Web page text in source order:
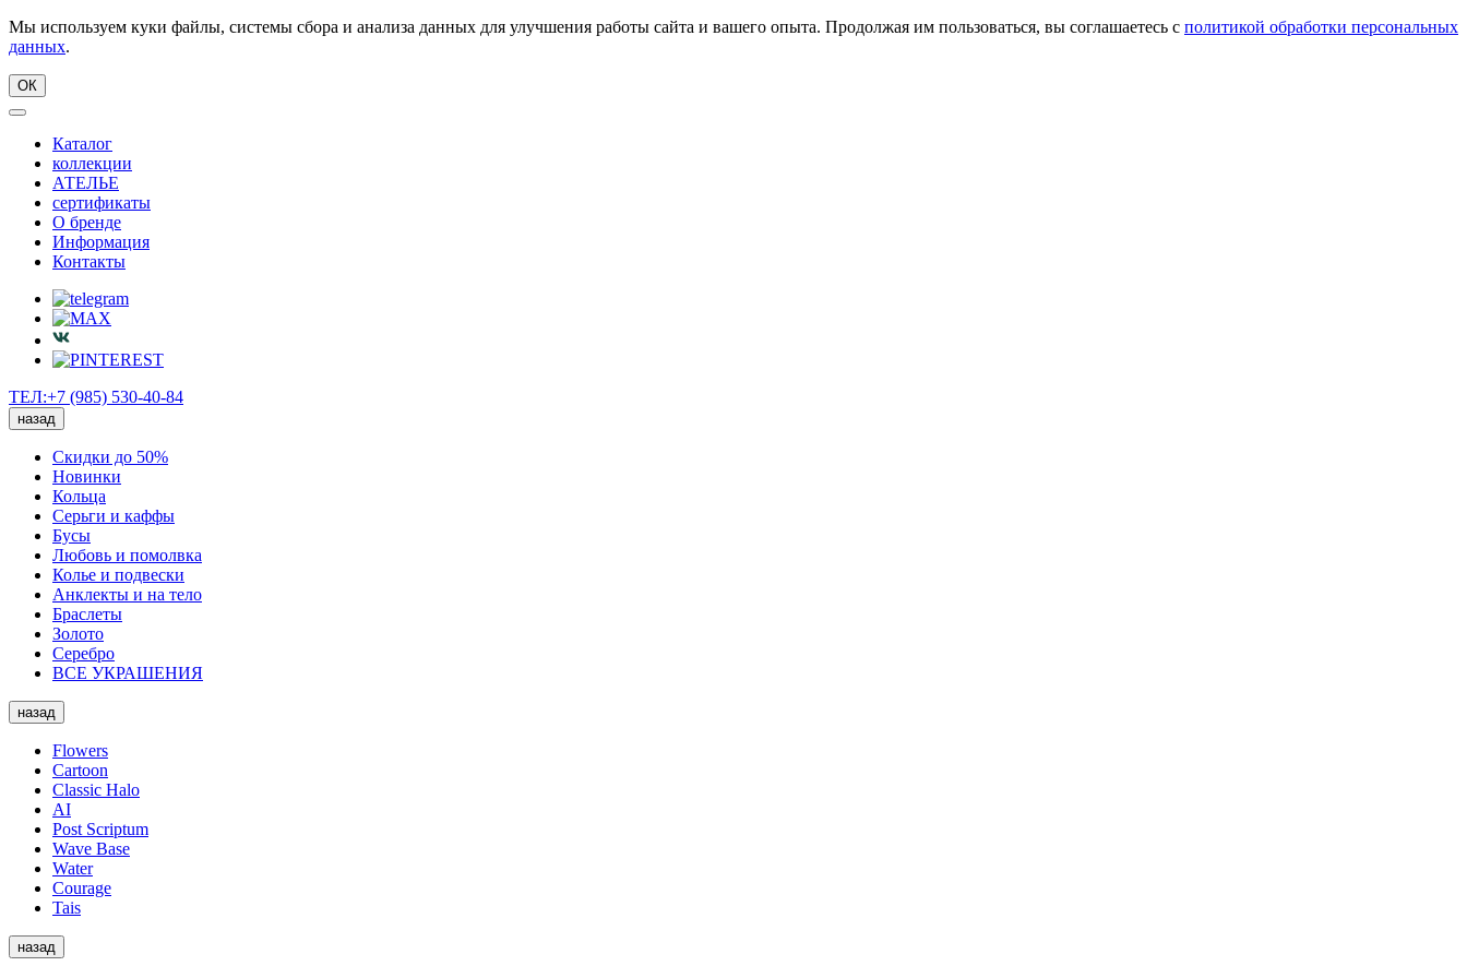
Мы используем куки файлы, системы сбора и анализа данных для улучшения работы сайта и вашего опыта. Продолжая им пользоваться, вы соглашаетесь с политикой обработки персональных
данных.
ОК
Каталог
коллекции
АТЕЛЬЕ
сертификаты
О бренде
Информация
Контакты
ТЕЛ:+7 (985) 530-40-84
назад
Скидки до 50%
Новинки
Кольца
Серьги и каффы
Бусы
Любовь и помолвка
Колье и подвески
Анклекты и на тело
Браслеты
Золото
Серебро
ВСЕ УКРАШЕНИЯ
назад
Flowers
Cartoon
Classic Halo
AI
Post Scriptum
Wave Base
Water
Courage
Tais
назад